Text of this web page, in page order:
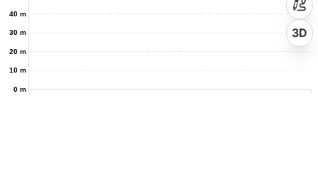
0 m
10 m
20 m
30 m
40 m
3D